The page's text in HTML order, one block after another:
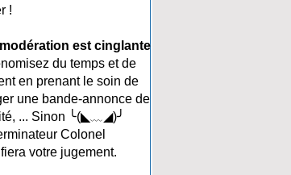
!
est cinglante
du temps et de
en prenant le soin de
une bande-annonce de
... Sinon ╰(◣﹏◢)╯
Colonel
votre jugement.